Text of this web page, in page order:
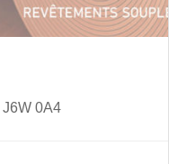
J6W 0A4